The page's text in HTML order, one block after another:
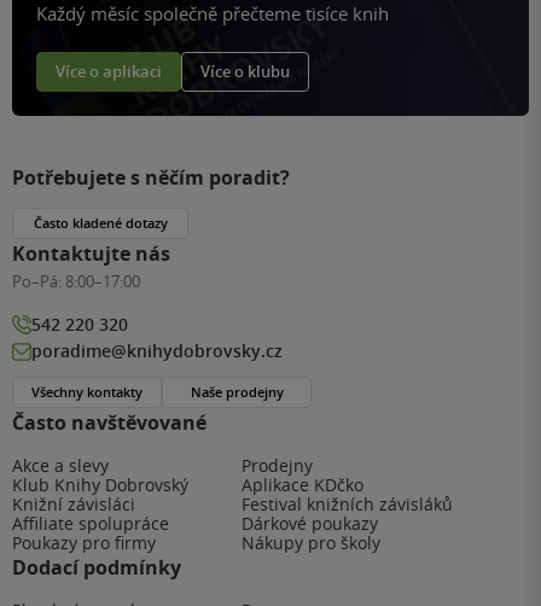
Každý měsíc společně přečteme tisíce knih
Více o aplikaci Více o klubu
Často navštěvované
Akce a slevy
Prodejny
Klub Knihy Dobrovský
Aplikace KDčko
Knižní závisláci
Festival knižních závisláků
Affiliate spolupráce
Dárkové poukazy
Poukazy pro firmy
Nákupy pro školy
Dodací podmínky
Potřebujete s něčím poradit?
Často kladené dotazy
Kontaktujte nás
Po–Pá: 8:00–17:00
542 220 320
poradime@knihydobrovsky.cz
Všechny kontakty Naše prodejny